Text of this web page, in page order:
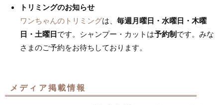
トリミングのお知らせ
ワンちゃんのトリミングは、 毎週月曜日・水曜日・木曜
日・土曜日です。シャンプー・カットは予約制です。みな
さまのご予約をお待ちしております。
メディア掲載情報